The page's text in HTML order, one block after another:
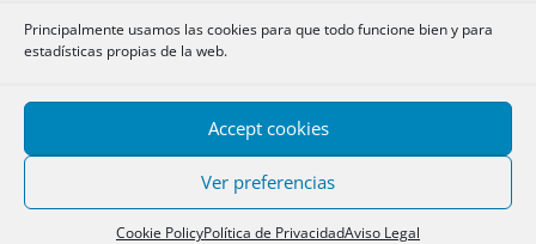
Principalmente usamos las cookies para que todo funcione bien y para
estadísticas propias de la web.
Accept cookies
Ver preferencias
Cookie PolicyPolítica de PrivacidadAviso Legal
enlace:
Si hubiera sucedido algún problema durante la tramitación de
la declaración, la columna ‘Mensaje de error’ mostrará una